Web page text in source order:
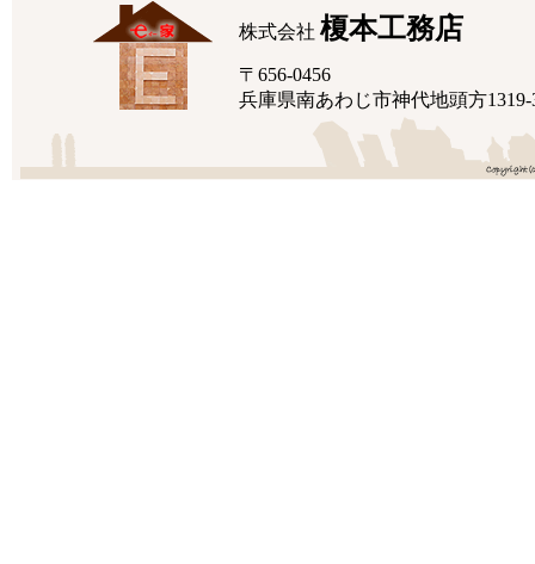
株式会社 榎本工務店
〒656-0456
兵庫県南あわじ市神代地頭方1319-